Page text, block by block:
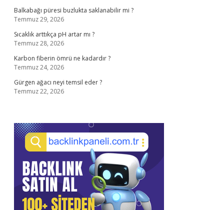
Balkabağı püresi buzlukta saklanabilir mi ?
Temmuz 29, 2026
Sıcaklık arttıkça pH artar mı ?
Temmuz 28, 2026
Karbon fiberin ömrü ne kadardır ?
Temmuz 24, 2026
Gürgen ağacı neyi temsil eder ?
Temmuz 22, 2026